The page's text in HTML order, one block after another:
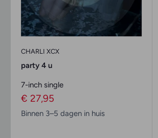
CHARLI XCX
party 4 u
7-inch single
Verkoopprijs
€ 27,95
Binnen 3–5 dagen in huis